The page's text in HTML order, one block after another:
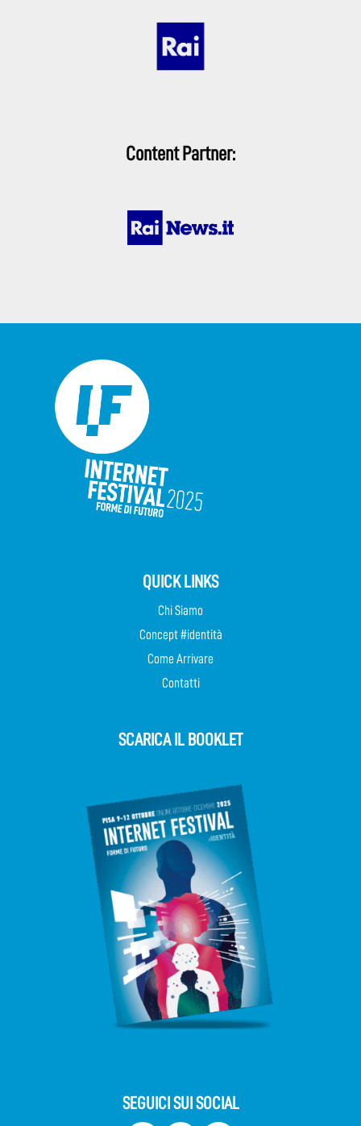
Content Partner:
QUICK LINKS
Chi Siamo
Concept #identità
Come Arrivare
Contatti
SCARICA IL BOOKLET
SEGUICI SUI SOCIAL